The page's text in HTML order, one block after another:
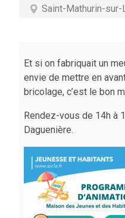
Saint-Mathurin-sur-
Et si on fabriquait un
envie de mettre en
bricolage, c’est le bon
Rendez-vous de 14h à
Daguenière.